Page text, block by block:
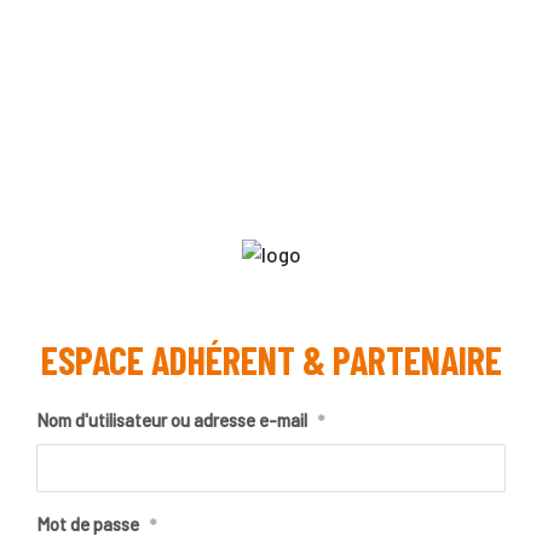
ESPACE ADHÉRENT & PARTENAIRE
Nom d'utilisateur ou adresse e-mail *
Mot de passe *